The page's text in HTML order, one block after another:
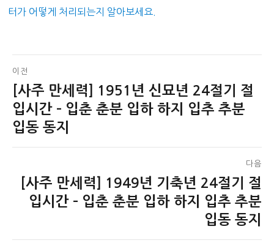
터가 어떻게 처리되는지 알아보세요.
글
탐
색
이전
이
전
글:
[사주 만세력] 1951년 신묘년 24절기 절
입시간 – 입춘 춘분 입하 하지 입추 추분
입동 동지
다음
[사주 만세력] 1949년 기축년 24절기 절
입시간 – 입춘 춘분 입하 하지 입추 추분
입동 동지